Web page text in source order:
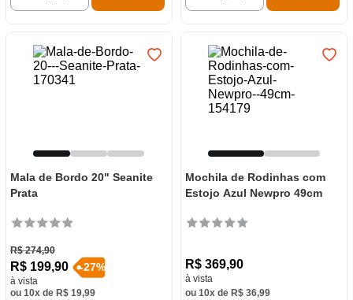
Mala de Bordo 20" Seanite
Prata
R$ 274,90
R$ 199,90
à vista
-27%
ou 10x de R$ 19,99
Mochila de Rodinhas com
Estojo Azul Newpro 49cm
R$ 369,90
à vista
ou 10x de R$ 36,99